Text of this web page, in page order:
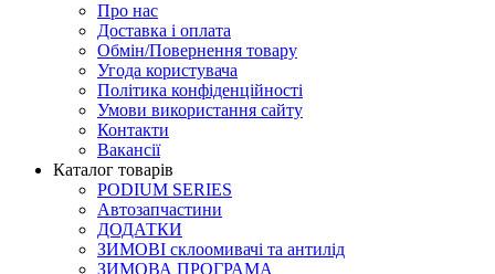
Про нас
Доставка і оплата
Обмін/Повернення товару
Угода користувача
Політика конфіденційності
Умови використання сайту
Контакти
Вакансії
Каталог товарів
PODIUM SERIES
Автозапчастини
ДОДАТКИ
ЗИМОВІ склоомивачі та антилід
ЗИМОВА ПРОГРАМА